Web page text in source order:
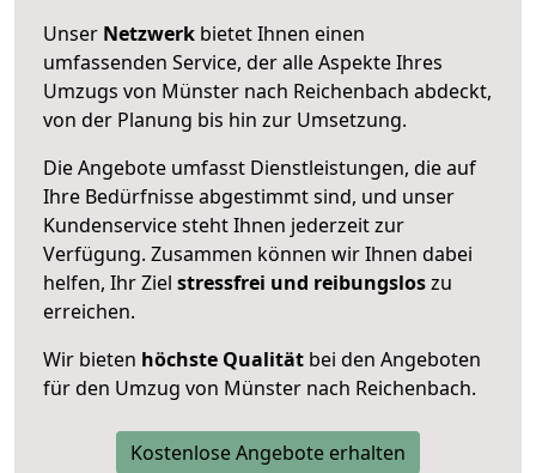
Unser Netzwerk bietet Ihnen einen
umfassenden Service, der alle Aspekte Ihres
Umzugs von Münster nach Reichenbach abdeckt,
von der Planung bis hin zur Umsetzung.
Die Angebote umfasst Dienstleistungen, die auf
Ihre Bedürfnisse abgestimmt sind, und unser
Kundenservice steht Ihnen jederzeit zur
Verfügung. Zusammen können wir Ihnen dabei
helfen, Ihr Ziel stressfrei und reibungsloszu
erreichen.
Wir bieten höchste Qualität bei den Angeboten
für den Umzug von Münster nach Reichenbach.
Kostenlose Angebote erhalten